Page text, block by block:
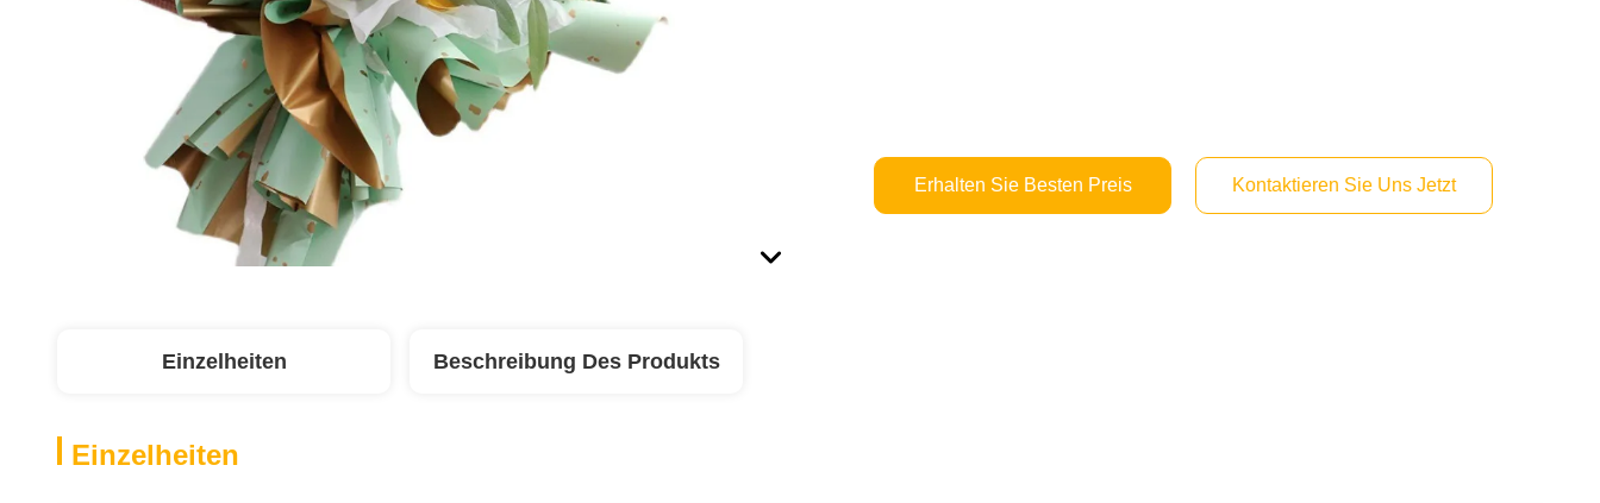
Erhalten Sie Besten Preis Kontaktieren Sie Uns Jetzt
Einzelheiten Beschreibung Des Produkts
Einzelheiten